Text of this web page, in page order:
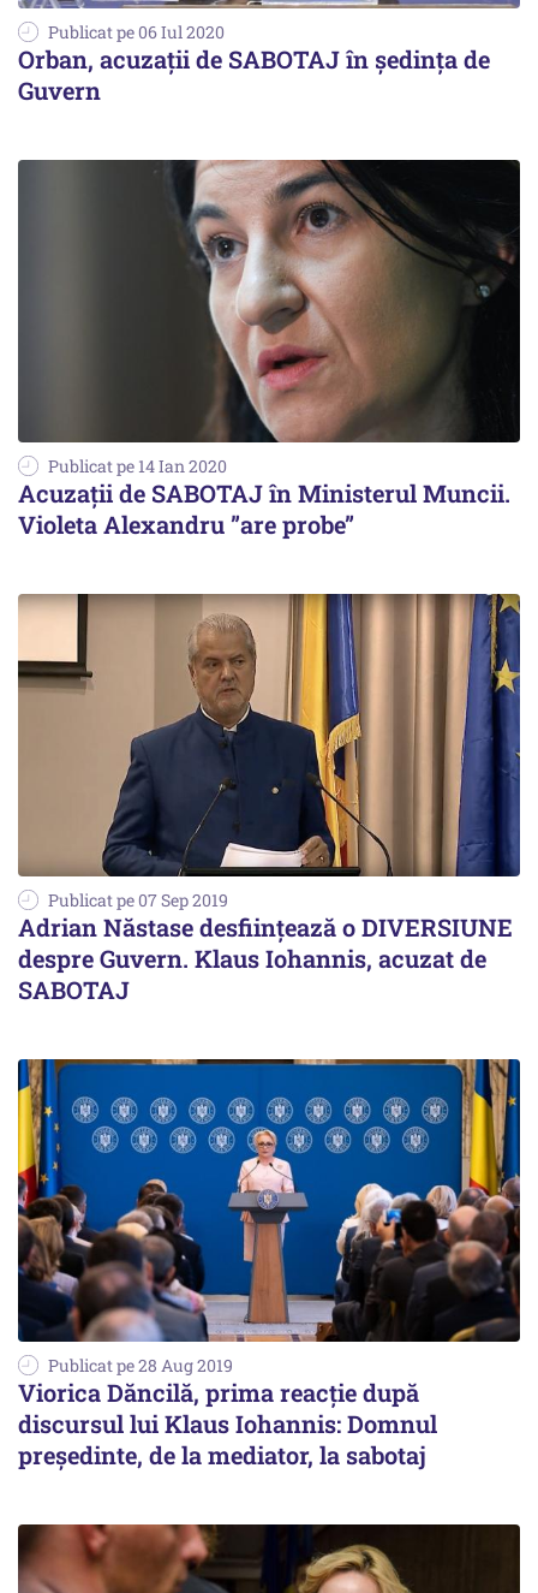
Publicat pe 06 Iul 2020
Orban, acuzații de SABOTAJ în ședința de
Guvern
Publicat pe 14 Ian 2020
Acuzații de SABOTAJ în Ministerul Muncii.
Violeta Alexandru ”are probe”
Publicat pe 07 Sep 2019
Adrian Năstase desființează o DIVERSIUNE
despre Guvern. Klaus Iohannis, acuzat de
SABOTAJ
Publicat pe 28 Aug 2019
Viorica Dăncilă, prima reacţie după
discursul lui Klaus Iohannis: Domnul
preşedinte, de la mediator, la sabotaj